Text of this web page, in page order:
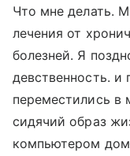
Что мне делать.
лечения от
болезней. Я
девственность. и
переместились в
сидячий образ
компьютером